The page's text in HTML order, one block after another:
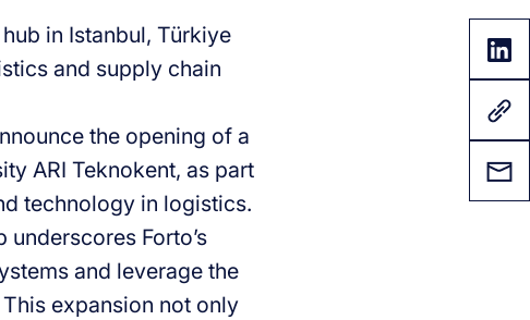
in Istanbul, Türkiye
and supply chain
the opening of a
ARI Teknokent, as part
technology in logistics.
Forto’s
and leverage the
expansion not only